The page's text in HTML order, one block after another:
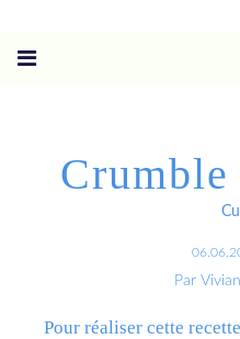
Par
Pour réaliser cette